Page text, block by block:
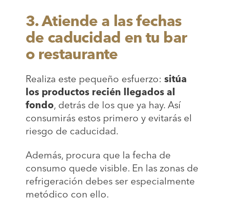
3. Atiende a las fechas
de caducidad en tu bar
o restaurante
Realiza este pequeño esfuerzo: sitúa
los productos recién llegados al
fondo, detrás de los que ya hay. Así
consumirás estos primero y evitarás el
riesgo de caducidad.
Además, procura que la fecha de
consumo quede visible. En las zonas de
refrigeración debes ser especialmente
metódico con ello.